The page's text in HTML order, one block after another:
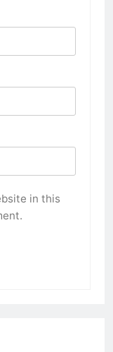
in this